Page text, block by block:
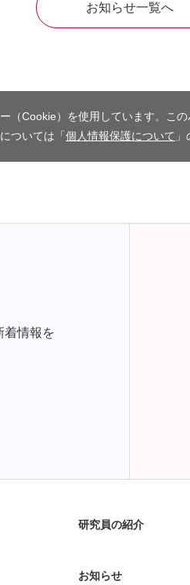
お知らせ一覧へ
（Cookie）を使用しています。こ
ついては「 個人情報保護について
着情報を
研究員の紹介
お知らせ